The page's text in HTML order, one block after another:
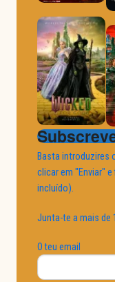
Basta introduzires
clicar em "Enviar"
incluído).
Junta-te a mais de
O teu email